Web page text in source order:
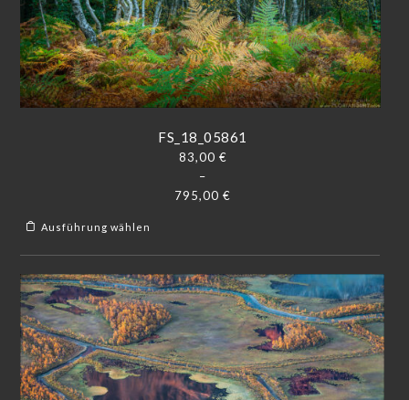
FS_18_05861
83,00 €
–
795,00€
Ausführung wählen